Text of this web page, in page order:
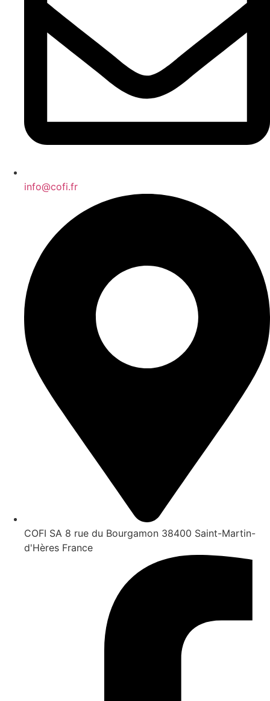
info@cofi.fr
COFI SA 8 rue du Bourgamon 38400 Saint-Martin-
d'Hères France